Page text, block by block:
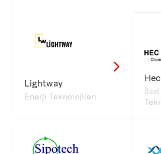
Lightway
Enerji Teknolojileri